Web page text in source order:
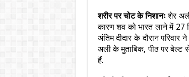
शरीर पर चोट के निशानःशेर
कारण शव को भारत लाने में 27
अंतिम दीदार के दौरान
अली के मुताबिक, पीठ पर बेल्ट
हैं.